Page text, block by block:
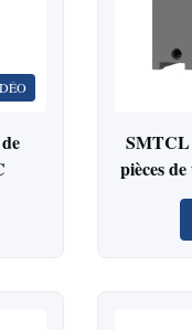
SMTCL
pièces